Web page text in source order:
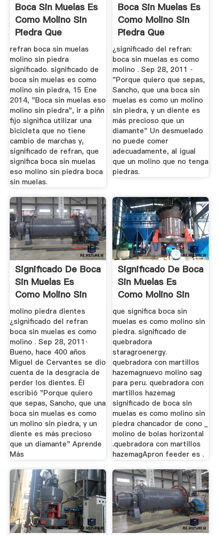
Boca Sin Muelas Es
Como Molino Sin
Piedra Que
Significa
refran boca sin muelas
molino sin piedra
significado. significado de
boca sin muelas es como
molino sin piedra, 15 Ene
2014, "Boca sin muelas eso
molino sin piedra", ir a piñn
fijo significa utilizar una
bicicleta que no tiene
cambio de marchas y,
significado de refran, que
significa boca sin muelas
eso molino sin piedra boca
sin muelas.
Boca Sin Muelas Es
Como Molino Sin
Piedra Que
Significa
¿significado del refran:
boca sin muelas es como
molino . Sep 28, 2011 ·
"Porque quiero que sepas,
Sancho, que una boca sin
muelas es como un molino
sin piedra, y un diente es
más precioso que un
diamante" Un desmuelado
no puede comer
adecuadamente, al igual
que un molino que no tenga
piedras.
Significado De Boca
Sin Muelas Es
Como Molino Sin
Piedra
molino piedra dientes
¿significado del refran
boca sin muelas es como
molino . Sep 28, 2011·
Bueno, hace 400 años
Miguel de Cervantes se dio
cuenta de la desgracia de
perder los dientes. Él
escribió "Porque quiero
que sepas, Sancho, que una
boca sin muelas es como
un molino sin piedra, y un
diente es más precioso
que un diamante" Aprende
Más
Significado De Boca
Sin Muelas Es
Como Molino Sin
Piedra
que significa boca sin
muelas es como molino sin
piedra. significado de
quebradora
staragroenergy.
quebradora con martillos
hazemagnuevo molino sag
para peru. quebradora con
martillos hazemag
significado de boca sin
muelas es como molino sin
piedra chancador de cono _
molino de bolas horizontal
.quebradora con martillos
hazemagApron feeder es .